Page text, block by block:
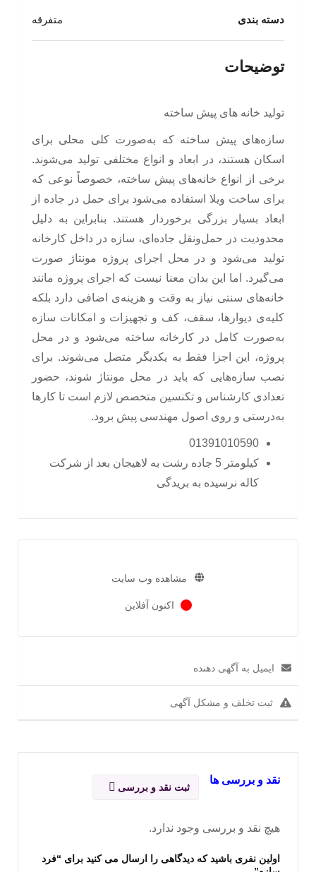
دسته بندی متفرقه
توضیحات
تولید خانه های پیش ساخته
سازه‌های پیش ساخته که به‌صورت کلی محلی برای
اسکان هستند، در ابعاد و انواع مختلفی تولید می‌شوند.
برخی از انواع خانه‌های پیش ساخته، خصوصاً نوعی که
برای ساخت ویلا استفاده می‌شود برای حمل در جاده از
ابعاد بسیار بزرگی برخوردار هستند. بنابراین به دلیل
محدودیت در حمل‌ونقل جاده‌ای، سازه در داخل کارخانه
تولید می‌شود و در محل اجرای پروژه مونتاژ صورت
می‌گیرد. اما این بدان معنا نیست که اجرای پروژه مانند
خانه‌های سنتی نیاز به وقت و هزینه‌ی اضافی دارد بلکه
کلیه‌ی دیوارها، سقف، کف و تجهیزات و امکانات سازه
به‌صورت کامل در کارخانه ساخته می‌شود و در محل
پروژه، این اجزا فقط به یکدیگر متصل می‌شوند. برای
نصب سازه‌هایی که باید در محل مونتاژ شوند، حضور
تعدادی کارشناس و تکنسین متخصص لازم است تا کارها
به‌درستی و روی اصول مهندسی پیش برود.
01391010590
کیلومتر 5 جاده رشت به لاهیجان بعد از شرکت
کاله نرسیده به بریدگی
مشاهده وب سایت
اکنون آفلاین
ایمیل به آگهی دهنده
ثبت تخلف و مشکل آگهی
نقد و بررسی ها
ثبت نقد و بررسی
هیچ نقد و بررسی وجود ندارد.
اولین نفری باشید که دیدگاهی را ارسال می کنید برای “فرد